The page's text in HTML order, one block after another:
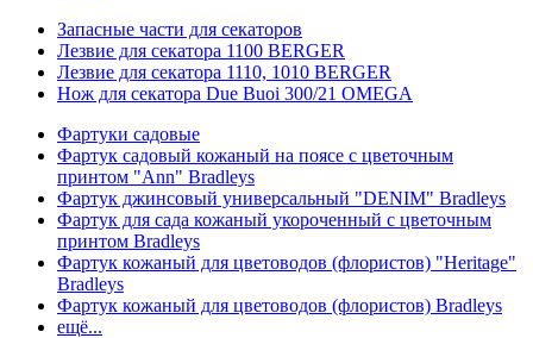
Запасные части для секаторов
Лезвие для секатора 1100 BERGER
Лезвие для секатора 1110, 1010 BERGER
Нож для секатора Due Buoi 300/21 OMEGA
Фартуки садовые
Фартук садовый кожаный на поясе с цветочным
принтом "Ann" Bradleys
Фартук джинсовый универсальный "DENIM" Bradleys
Фартук для сада кожаный укороченный с цветочным
принтом Bradleys
Фартук кожаный для цветоводов (флористов) "Heritage"
Bradleys
Фартук кожаный для цветоводов (флористов) Bradleys
ещё...